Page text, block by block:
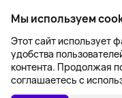
2023-2026 ©
Правила
Мы используем
Этот сайт использует
удобства
контента. Продолжая
соглашаетесь с